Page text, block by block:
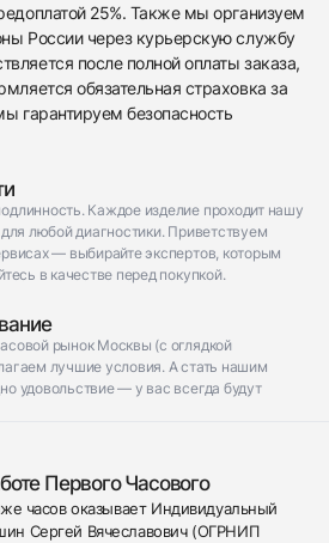
25%. Также мы организуем
России через курьерскую службу
после полной оплаты заказа,
обязательная страховка за
гарантируем безопасность
Каждое изделие проходит нашу
любой диагностики. Приветствуем
— выбирайте экспертов, которым
в качестве перед покупкой.
рынок Москвы (с оглядкой
лучшие условия. А стать нашим
удовольствие — у вас всегда будут
Первого Часового
часов оказывает Индивидуальный
Сергей Вячеславович (ОГРНИП